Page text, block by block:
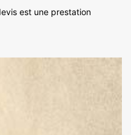
est une prestation